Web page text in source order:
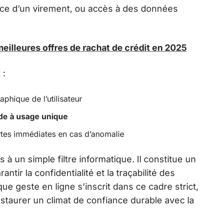
d’un virement, ou accès à des données
offres de rachat de crédit en 2025
:
de l’utilisateur
à usage unique
immédiates en cas d’anomalie
à un simple filtre informatique. Il constitue un
la confidentialité et la traçabilité des
geste en ligne s’inscrit dans ce cadre strict,
un climat de confiance durable avec la